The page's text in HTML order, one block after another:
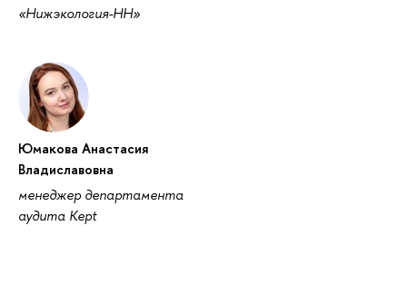
«Нижэкология-НН»
Юмакова Анастасия
ладиславовна
менеджер департамента
аудита Kept